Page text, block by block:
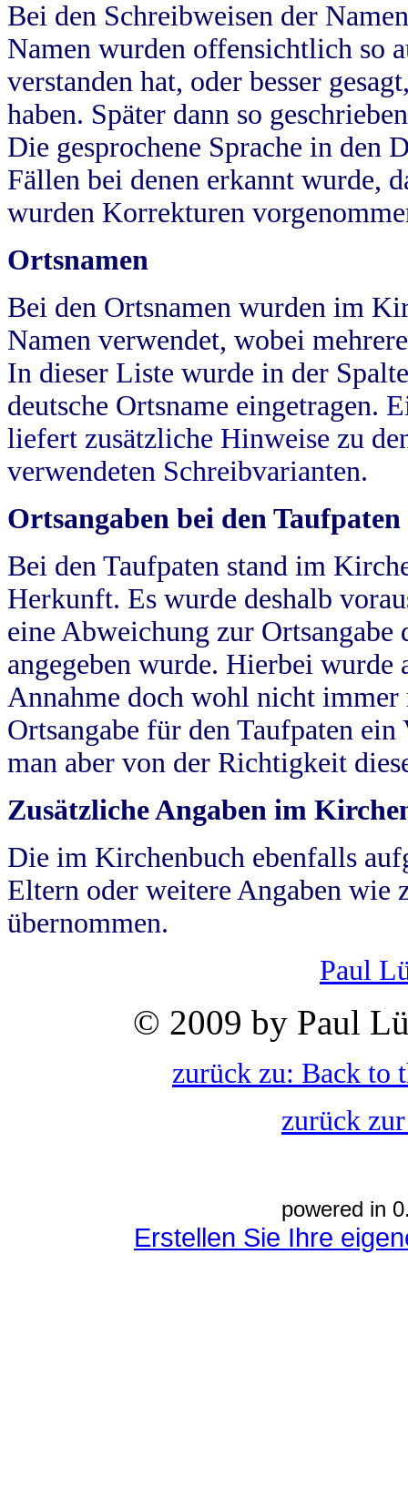
Bei den Schreibweisen der
Namen wurden offensichtlich so
verstanden hat, oder besser
haben. Später dann so
Die gesprochene Sprache in
Fällen bei denen erkannt wurde,
wurden Korrekturen
Ortsnamen
Bei den Ortsnamen wurden im
Namen verwendet, wobei
In dieser Liste wurde in der
deutsche Ortsname eingetragen.
liefert zusätzliche Hinweise zu
verwendeten Schreibvarianten.
Ortsangaben bei den Taufpaten
Bei den Taufpaten stand im
Herkunft. Es wurde deshalb
eine Abweichung zur
angegeben wurde. Hierbei wurde
Annahme doch wohl nicht
Ortsangabe für den Taufpaten
man aber von der Richtigkeit
Zusätzliche Angaben im
Die im Kirchenbuch ebenfalls
Eltern oder weitere Angaben wie
übernommen.
Paul
© 2009 by Paul
zurück zu: Back to
zurück
powered in
Erstellen Sie Ihre